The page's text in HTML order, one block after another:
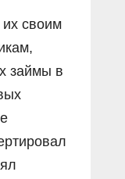
своим
займы в